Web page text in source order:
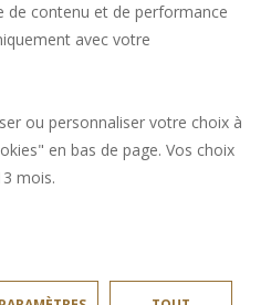
Une question ?
notre FAQ et nos
équipes ont
surement la
✖
de contenu et de performance
avec votre
ou personnaliser votre choix à
en bas de page. Vos choix
mois.